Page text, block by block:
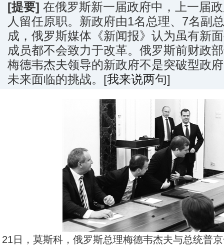
[提要] 在俄罗斯新一届政府中，上一届
人留任原职。新政府由1名总理、7名副
成，俄罗斯媒体《新闻报》认为虽有新
成员都不会致力于改革。俄罗斯前财政
梅德韦杰夫领导的新政府不是突破型政
未来面临的挑战。[我来说两句]
21日，莫斯科，俄罗斯总理梅德韦杰夫与总统普